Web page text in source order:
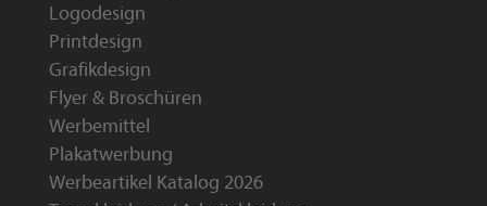
Logodesign
Printdesign
Grafikdesign
Flyer & Broschüren
Werbemittel
Plakatwerbung
Werbeartikel Katalog 2026